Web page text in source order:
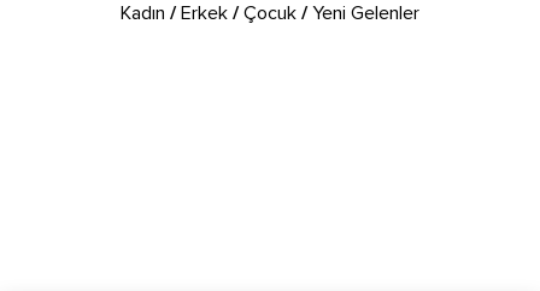
Kadın /Erkek /Çocuk /Yeni Gelenler